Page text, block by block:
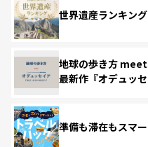
世界遺産ランキング
地球の歩き方
最新作『オデュッセ
準備も滞在もスマ